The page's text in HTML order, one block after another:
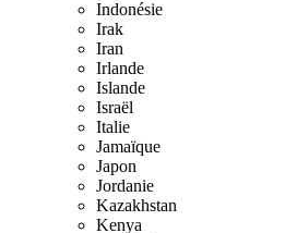
Indonésie
Irak
Iran
Irlande
Islande
Israël
Italie
Jamaïque
Japon
Jordanie
Kazakhstan
Kenya